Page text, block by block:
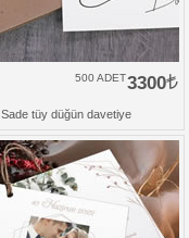
3300
500 ADET
Sade tüy düğün davetiye